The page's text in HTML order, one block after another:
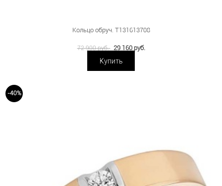
Кольцо обруч. Т131613708
72 900 руб. 29 160 руб.
Купить
-40%